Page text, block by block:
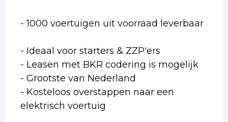
- 1000 voertuigen uit voorraad leverbaar
- Ideaal voor starters & ZZP'ers
- Leasen met BKR codering is mogelijk
- Grootste van Nederland
- Kosteloos overstappen naar een
elektrisch voertuig